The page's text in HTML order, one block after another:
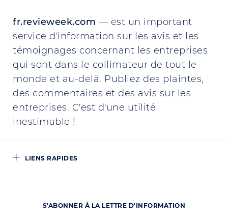
fr.revieweek.com — est un important
service d'information sur les avis et les
témoignages concernant les entreprises
qui sont dans le collimateur de tout le
monde et au-delà. Publiez des plaintes,
des commentaires et des avis sur les
entreprises. C'est d'une utilité
inestimable !
LIENS RAPIDES
S'ABONNER À LA LETTRE D'INFORMATION